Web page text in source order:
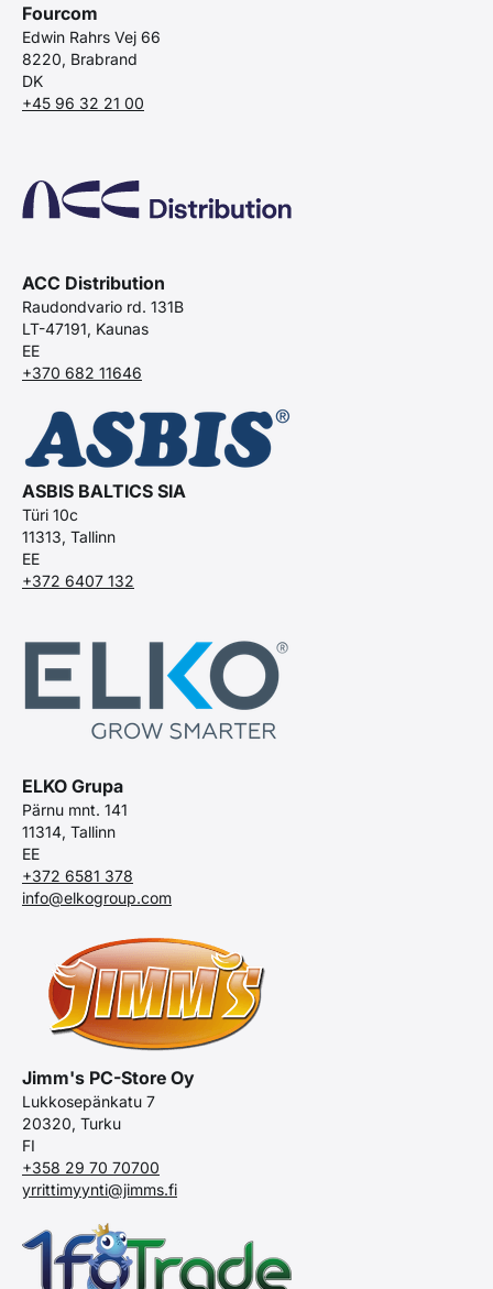
Fourcom
Edwin Rahrs Vej 66
8220, Brabrand
DK
+45 96 32 21 00
ACC Distribution
Raudondvario rd. 131B
LT-47191, Kaunas
EE
+370 682 11646
ASBIS BALTICS SIA
Türi 10c
11313, Tallinn
EE
+372 6407 132
ELKO Grupa
Pärnu mnt. 141
11314, Tallinn
EE
+372 6581 378
info@elkogroup.com
Jimm's PC-Store Oy
Lukkosepänkatu 7
20320, Turku
FI
+358 29 70 70700
yrrittimyynti@jimms.fi